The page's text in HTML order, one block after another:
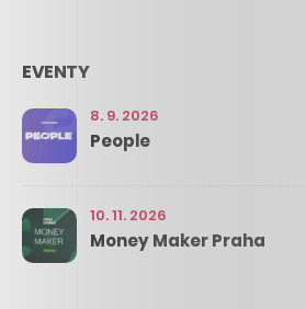
EVENTY
8. 9. 2026
People
10. 11. 2026
Money Maker Praha